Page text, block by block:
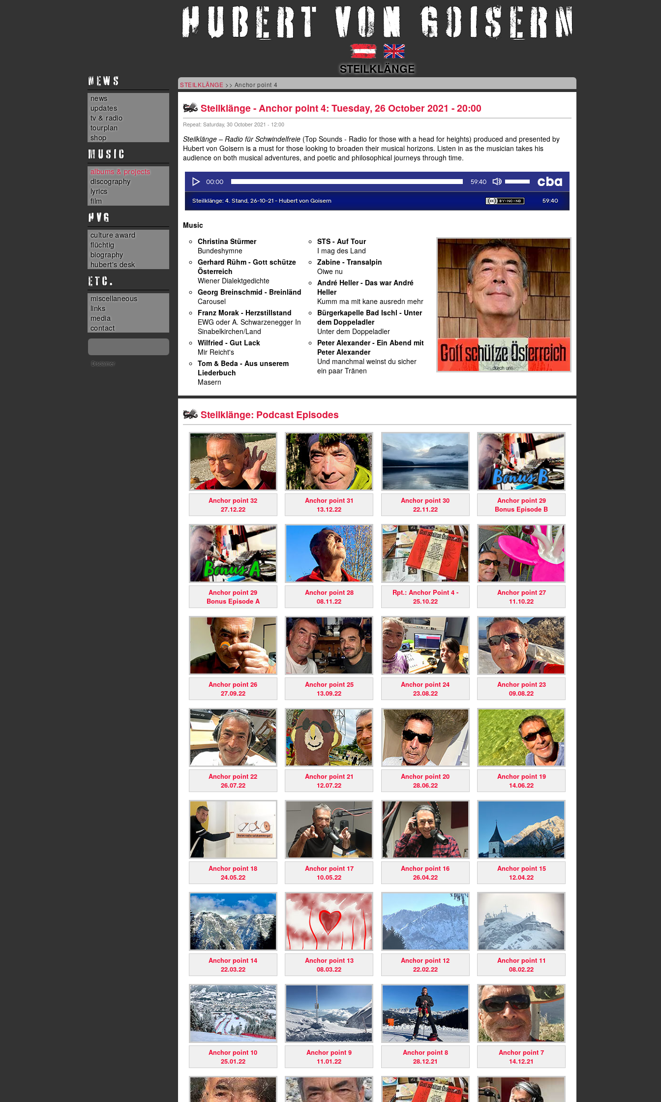
NEWS
news
updates
tv & radio
tourplan
shop
MUSIC
albums & projects
discography
lyrics
film
HvG
culture award
flüchtig
biography
hubert's desk
ETC.
miscellaneous
links
media
contact
Disclaimer
STEILKLÄNGE
STEILKLÄNGE >> Anchor point 4
Steilklänge - Anchor point 4: Tuesday, 26 October 2021 - 20:00
Repeat: Saturday, 30 October 2021 - 12:00
Steilklänge – Radio für Schwindelfreie (Top Sounds - Radio for those with a head for heights) produced and presented by
Hubert von Goisern is a must for those looking to broaden their musical horizons. Listen in as the musician takes his
audience on both musical adventures, and poetic and philosophical journeys through time.
Music
Christina Stürmer
Bundeshymne
Gerhard Rühm - Gott schütze
Österreich
Wiener Dialektgedichte
Georg Breinschmid - Breinländ
Carousel
Franz Morak - Herzstillstand
EWG oder A. Schwarzenegger In
Sinabelkirchen/Land
Wilfried - Gut Lack
Mir Reicht's
Tom & Beda - Aus unserem
Liederbuch
Masern
STS - Auf Tour
I mag des Land
Zabine - Transalpin
Oiwe nu
André Heller - Das war André
Heller
Kumm ma mit kane ausredn mehr
Bürgerkapelle Bad Ischl - Unter
dem Doppeladler
Unter dem Doppeladler
Peter Alexander - Ein Abend mit
Peter Alexander
Und manchmal weinst du sicher
ein paar Tränen
Steilklänge: Podcast Episodes
Anchor point 32
27.12.22
Anchor point 31
13.12.22
Anchor point 30
22.11.22
Anchor point 29
Bonus Episode B
Anchor point 29
Bonus Episode A
Anchor point 28
08.11.22
Rpt.: Anchor Point 4 -
25.10.22
Anchor point 27
11.10.22
Anchor point 26
27.09.22
Anchor point 25
13.09.22
Anchor point 24
23.08.22
Anchor point 23
09.08.22
Anchor point 22
26.07.22
Anchor point 21
12.07.22
Anchor point 20
28.06.22
Anchor point 19
14.06.22
Anchor point 18
24.05.22
Anchor point 17
10.05.22
Anchor point 16
26.04.22
Anchor point 15
12.04.22
Anchor point 14
22.03.22
Anchor point 13
08.03.22
Anchor point 12
22.02.22
Anchor point 11
08.02.22
Anchor point 10
25.01.22
Anchor point 9
11.01.22
Anchor point 8
28.12.21
Anchor point 7
14.12.21